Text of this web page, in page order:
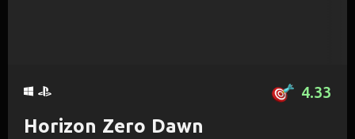
4.33
Horizon Zero Dawn